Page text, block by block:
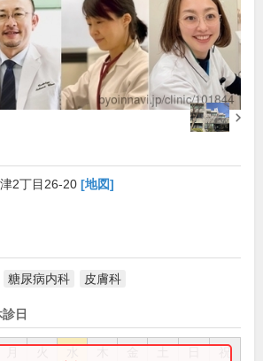
2丁目26-20 [地図]
糖尿病内科 皮膚科
日
祝